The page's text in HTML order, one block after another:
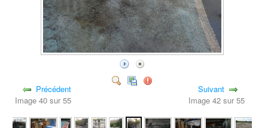
Précédent
Image 40 sur 55
Suivant
Image 42 sur 55